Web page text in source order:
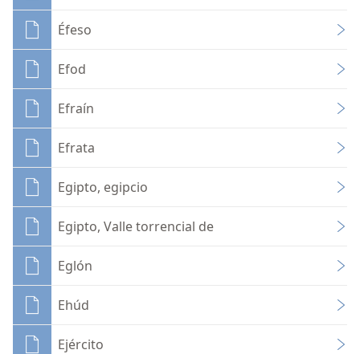
Éfeso
Efod
Efraín
Efrata
Egipto, egipcio
Egipto, Valle torrencial de
Eglón
Ehúd
Ejército